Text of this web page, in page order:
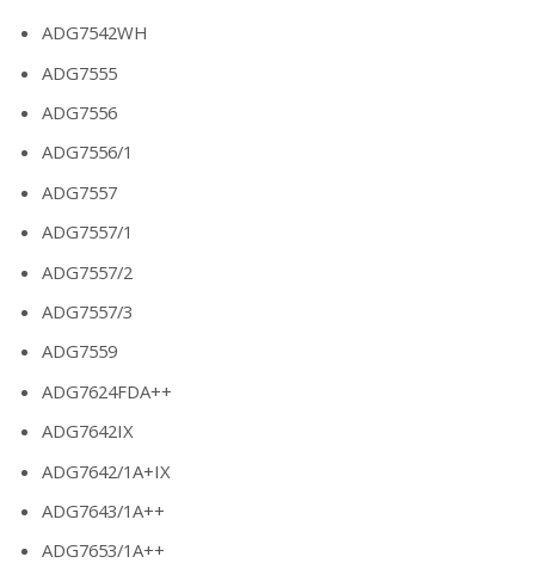
ADG7542WH
ADG7555
ADG7556
ADG7556/1
ADG7557
ADG7557/1
ADG7557/2
ADG7557/3
ADG7559
ADG7624FDA++
ADG7642IX
ADG7642/1A+IX
ADG7643/1A++
ADG7653/1A++